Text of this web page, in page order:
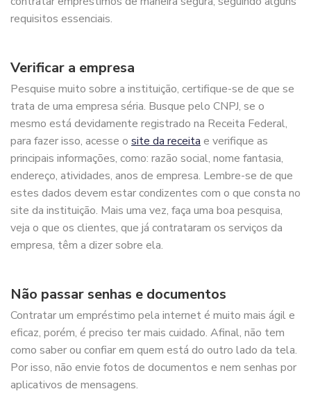
requisitos essenciais.
Verificar a empresa
Pesquise muito sobre a instituição, certifique-se de que se
trata de uma empresa séria. Busque pelo CNPJ, se o
mesmo está devidamente registrado na Receita Federal,
para fazer isso, acesse o site da receita e verifique as
principais informações, como: razão social, nome fantasia,
endereço, atividades, anos de empresa. Lembre-se de que
estes dados devem estar condizentes com o que consta no
site da instituição. Mais uma vez, faça uma boa pesquisa,
veja o que os clientes, que já contrataram os serviços da
empresa, têm a dizer sobre ela.
Não passar senhas e documentos
Contratar um empréstimo pela internet é muito mais ágil e
eficaz, porém, é preciso ter mais cuidado. Afinal, não tem
como saber ou confiar em quem está do outro lado da tela.
Por isso, não envie fotos de documentos e nem senhas por
aplicativos de mensagens.